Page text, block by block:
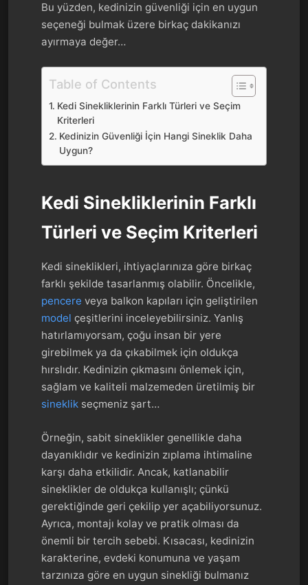
Bu yüzden, kedinizin güvenliği için en uygun
seçeneği bulmak üzere birkaç dakikanızı
ayırmaya değer…
Table of Contents
Kedi Sinekliklerinin Farklı Türleri ve Seçim
Kriterleri
Kedinizin Güvenliği İçin Hangi Sineklik Daha
Uygun?
Kedi Sinekliklerinin Farklı
Türleri ve Seçim Kriterleri
Kedi sineklikleri, ihtiyaçlarınıza göre birkaç
farklı şekilde tasarlanmış olabilir. Öncelikle,
pencere veya balkon kapıları için geliştirilen
model çeşitlerini inceleyebilirsiniz. Yanlış
hatırlamıyorsam, çoğu insan bir yere
girebilmek ya da çıkabilmek için oldukça
hırslıdır. Kedinizin çıkmasını önlemek için,
sağlam ve kaliteli malzemeden üretilmiş bir
sineklik seçmeniz şart…
Örneğin, sabit sineklikler genellikle daha
dayanıklıdır ve kedinizin zıplama ihtimaline
karşı daha etkilidir. Ancak, katlanabilir
sineklikler de oldukça kullanışlı; çünkü
gerektiğinde geri çekilip yer açabiliyorsunuz.
Ayrıca, montajı kolay ve pratik olması da
önemli bir tercih sebebi. Kısacası, kedinizin
karakterine, evdeki konumuna ve yaşam
tarzınıza göre en uygun sinekliği bulmanız